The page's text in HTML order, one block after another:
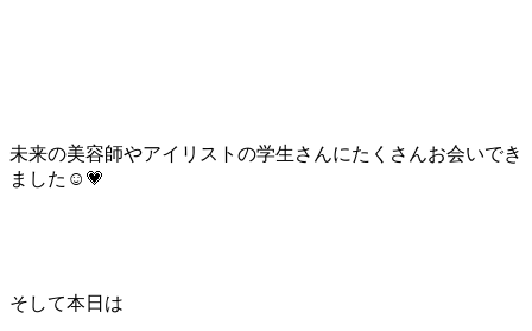
未来の美容師やアイリストの学生さんにたくさんお会いでき
ました☺️💗
そして本日は